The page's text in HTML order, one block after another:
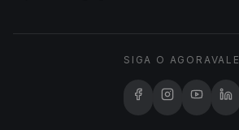
SIGA O AGORAVALE